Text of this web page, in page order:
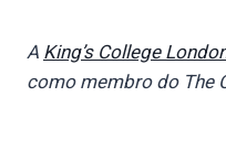
A King’s College
como membro do The